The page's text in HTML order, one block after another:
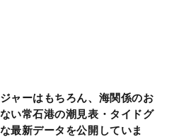
ャーはもちろん、海関係のお
い常石港の潮見表・タイドグ
最新データを公開していま